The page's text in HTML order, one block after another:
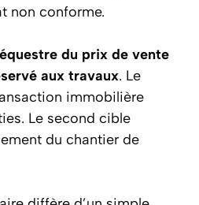
non conforme.
du prix de vente
aux travaux. Le
immobilière
Le second cible
du chantier de